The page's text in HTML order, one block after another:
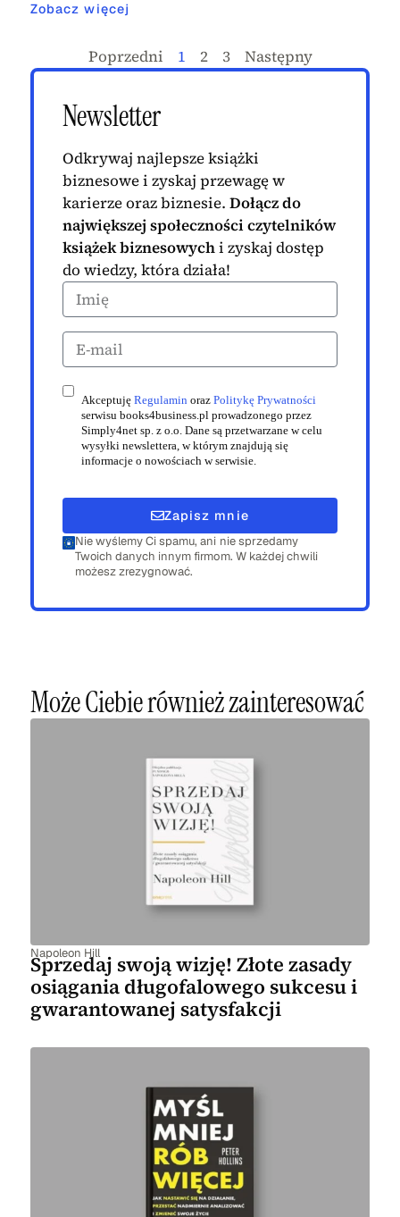
Zobacz więcej
Poprzedni 1 2 3 Następny
Newsletter
Odkrywaj najlepsze książki
biznesowe i zyskaj przewagę w
karierze oraz biznesie. Dołącz do
największej społeczności czytelników
książek biznesowychi zyskaj dostęp
do wiedzy, która działa!
Akceptuję Regulamin oraz Politykę Prywatności
serwisu books4business.pl prowadzonego przez
Simply4net sp. z o.o. Dane są przetwarzane w celu
wysyłki newslettera, w którym znajdują się
informacje o nowościach w serwisie.
Zapisz mnie
Nie wyślemy Ci spamu, ani nie sprzedamy
Twoich danych innym firmom. W każdej chwili
możesz zrezygnować.
Może Ciebie również zainteresować
Napoleon Hill
Sprzedaj swoją wizję! Złote zasady
osiągania długofalowego sukcesu i
gwarantowanej satysfakcji